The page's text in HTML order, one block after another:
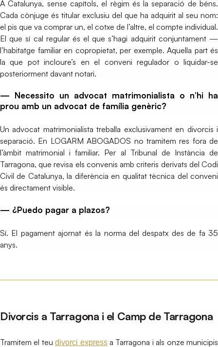
A Catalunya, sense capítols, el règim és la separació de béns.
Cada cònjuge és titular exclusiu del que ha adquirit al seu nom:
el pis que va comprar un, el cotxe de l’altre, el compte individual.
El que sí cal regular és el que s’hagi adquirit conjuntament —
l’habitatge familiar en copropietat, per exemple. Aquella part és
la que pot incloure’s en el conveni regulador o liquidar-se
posteriorment davant notari.
— Necessito un advocat matrimonialista o n’hi ha
prou amb un advocat de família genèric?
Un advocat matrimonialista treballa exclusivament en divorcis i
separació. En LOGARM ABOGADOS no tramitem res fora de
l’àmbit matrimonial i familiar. Per al Tribunal de Instància de
Tarragona, que revisa els convenis amb criteris derivats del Codi
Civil de Catalunya, la diferència en qualitat tècnica del conveni
és directament visible.
— ¿Puedo pagar a plazos?
Sí. El pagament ajornat és la norma del despatx des de fa 35
anys.
Divorcis a Tarragona i el Camp de Tarragona
Tramitem el teudivorci expressa Tarragona i als onze municipis